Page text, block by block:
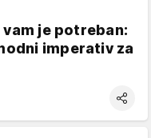
je potreban:
imperativ za